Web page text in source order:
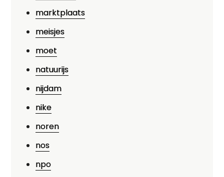
marktplaats
meisjes
moet
natuurijs
nijdam
nike
noren
nos
npo